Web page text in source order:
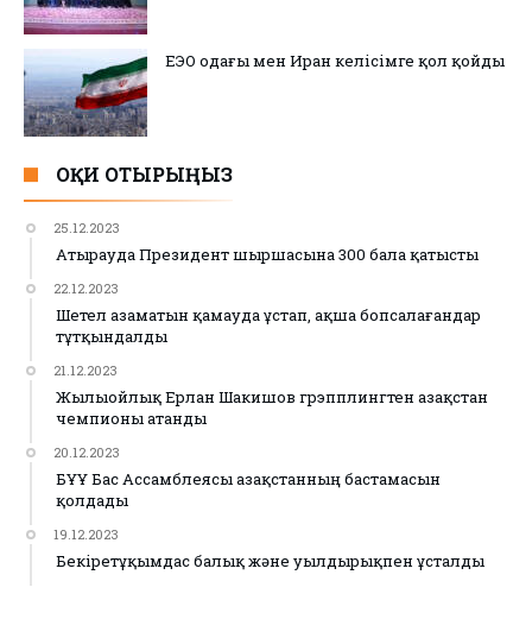
ЕЭО одағы мен Иран келісімге қол қойды
ОҚИ ОТЫРЫҢЫЗ
25.12.2023
Атырауда Президент шыршасына 300 бала қатысты
22.12.2023
Шетел азаматын қамауда ұстап, ақша бопсалағандар
тұтқындалды
21.12.2023
Жылыойлық Ерлан Шакишов грэпплингтен Қазақстан
чемпионы атанды
20.12.2023
БҰҰ Бас Ассамблеясы Қазақстанның бастамасын
қолдады
19.12.2023
Бекіретұқымдас балық және уылдырықпен ұсталды